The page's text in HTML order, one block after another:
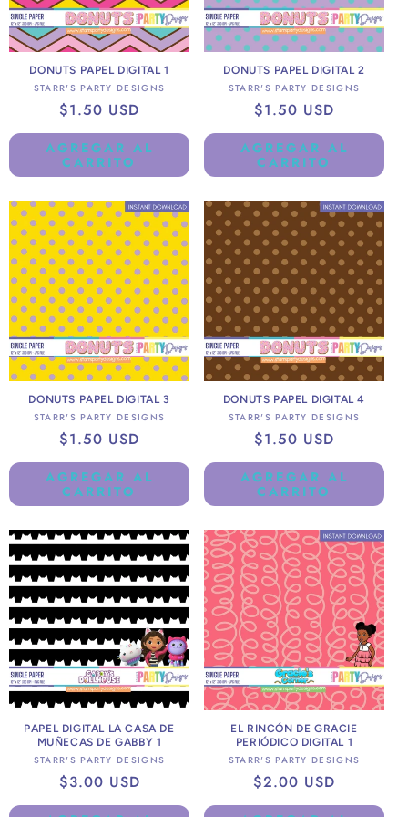
DONUTS PAPEL DIGITAL 1
Proveedor:
STARR'S PARTY DESIGNS
Precio
habitual
$1.50 USD
AGREGAR AL
CARRITO
DONUTS PAPEL DIGITAL 2
Proveedor:
STARR'S PARTY DESIGNS
Precio
habitual
$1.50 USD
AGREGAR AL
CARRITO
DONUTS PAPEL DIGITAL 3
Proveedor:
STARR'S PARTY DESIGNS
Precio
habitual
$1.50 USD
AGREGAR AL
CARRITO
DONUTS PAPEL DIGITAL 4
Proveedor:
STARR'S PARTY DESIGNS
Precio
habitual
$1.50 USD
AGREGAR AL
CARRITO
PAPEL DIGITAL LA CASA DE
MUÑECAS DE GABBY 1
Proveedor:
STARR'S PARTY DESIGNS
Precio
habitual
$3.00 USD
EL RINCÓN DE GRACIE
PERIÓDICO DIGITAL 1
Proveedor:
STARR'S PARTY DESIGNS
Precio
habitual
$2.00 USD